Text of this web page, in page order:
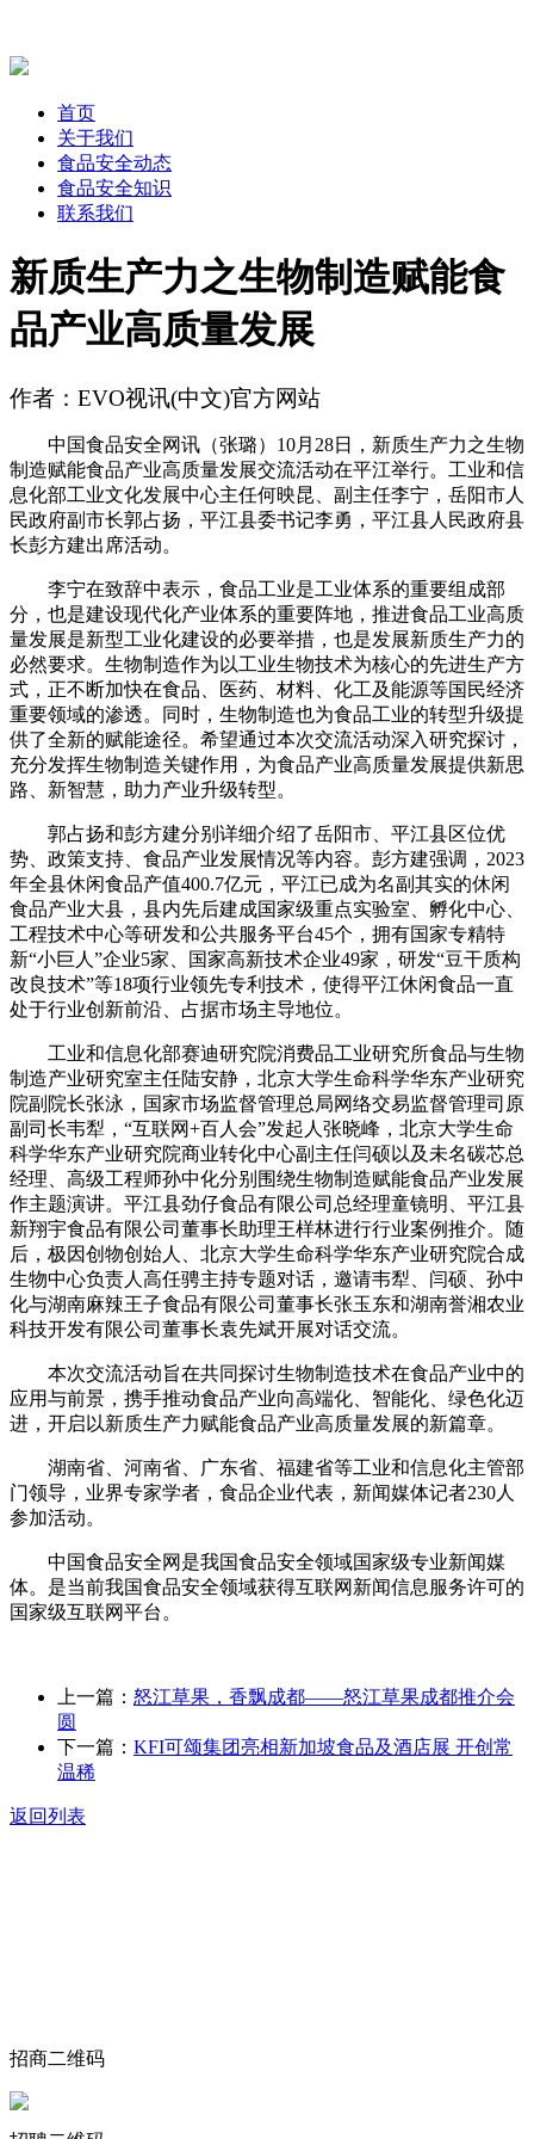
首页
关于我们
食品安全动态
食品安全知识
联系我们
新质生产力之生物制造赋能食
品产业高质量发展
作者：EVO视讯(中文)官方网站
中国食品安全网讯（张璐）10月28日，新质生产力之生物
制造赋能食品产业高质量发展交流活动在平江举行。工业和信
息化部工业文化发展中心主任何映昆、副主任李宁，岳阳市人
民政府副市长郭占扬，平江县委书记李勇，平江县人民政府县
长彭方建出席活动。
李宁在致辞中表示，食品工业是工业体系的重要组成部
分，也是建设现代化产业体系的重要阵地，推进食品工业高质
量发展是新型工业化建设的必要举措，也是发展新质生产力的
必然要求。生物制造作为以工业生物技术为核心的先进生产方
式，正不断加快在食品、医药、材料、化工及能源等国民经济
重要领域的渗透。同时，生物制造也为食品工业的转型升级提
供了全新的赋能途径。希望通过本次交流活动深入研究探讨，
充分发挥生物制造关键作用，为食品产业高质量发展提供新思
路、新智慧，助力产业升级转型。
郭占扬和彭方建分别详细介绍了岳阳市、平江县区位优
势、政策支持、食品产业发展情况等内容。彭方建强调，2023
年全县休闲食品产值400.7亿元，平江已成为名副其实的休闲
食品产业大县，县内先后建成国家级重点实验室、孵化中心、
工程技术中心等研发和公共服务平台45个，拥有国家专精特
新“小巨人”企业5家、国家高新技术企业49家，研发“豆干质构
改良技术”等18项行业领先专利技术，使得平江休闲食品一直
处于行业创新前沿、占据市场主导地位。
工业和信息化部赛迪研究院消费品工业研究所食品与生物
制造产业研究室主任陆安静，北京大学生命科学华东产业研究
院副院长张泳，国家市场监督管理总局网络交易监督管理司原
副司长韦犁，“互联网+百人会”发起人张晓峰，北京大学生命
科学华东产业研究院商业转化中心副主任闫硕以及未名碳芯总
经理、高级工程师孙中化分别围绕生物制造赋能食品产业发展
作主题演讲。平江县劲仔食品有限公司总经理童镜明、平江县
新翔宇食品有限公司董事长助理王样林进行行业案例推介。随
后，极因创物创始人、北京大学生命科学华东产业研究院合成
生物中心负责人高任骋主持专题对话，邀请韦犁、闫硕、孙中
化与湖南麻辣王子食品有限公司董事长张玉东和湖南誉湘农业
科技开发有限公司董事长袁先斌开展对话交流。
本次交流活动旨在共同探讨生物制造技术在食品产业中的
应用与前景，携手推动食品产业向高端化、智能化、绿色化迈
进，开启以新质生产力赋能食品产业高质量发展的新篇章。
湖南省、河南省、广东省、福建省等工业和信息化主管部
门领导，业界专家学者，食品企业代表，新闻媒体记者230人
参加活动。
中国食品安全网是我国食品安全领域国家级专业新闻媒
体。是当前我国食品安全领域获得互联网新闻信息服务许可的
国家级互联网平台。
上一篇： 怒江草果，香飘成都——怒江草果成都推介会
圆
下一篇： KFI可颂集团亮相新加坡食品及酒店展 开创常
温稀
返回列表
招商二维码